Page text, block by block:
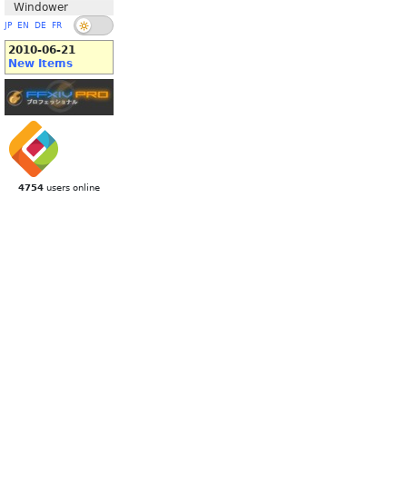
Windower
JP EN DE FR
2010-06-21
New Items
4754 users online